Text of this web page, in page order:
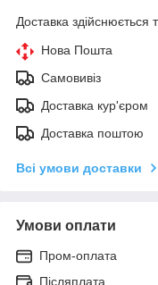
Доставка здійснюється
Нова Пошта
Самовивіз
Доставка кур'єром
Доставка поштою
Всі умови доставки
Умови оплати
Пром-оплата
Післяплата